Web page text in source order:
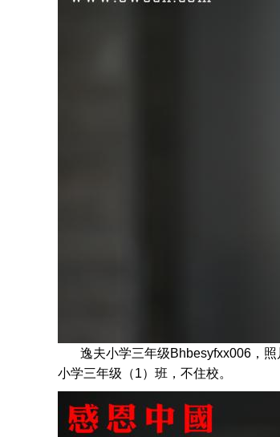
逸夫小学三年级Bhbesyfxx006，
小学三年级 （1）班 ，不住校。